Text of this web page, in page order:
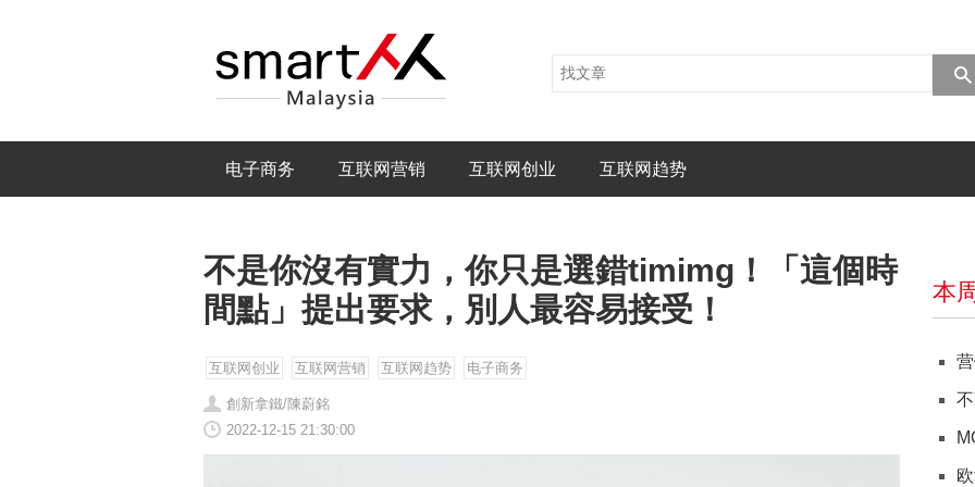
电子商务 互联网营销 互联网创业 互联网趋势
不是你沒有實力，你只是選錯timimg！「這個時
間點」提出要求，別人最容易接受！
互联网创业 互联网营销 互联网趋势 电子商务
創新拿鐵/陳蔚銘
2022-12-15 21:30:00
本